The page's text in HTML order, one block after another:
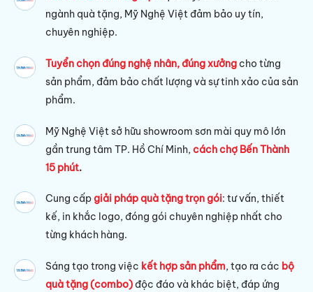
ngành quà tặng, Mỹ Nghệ Việt đảm bảo uy tín,
chuyên nghiệp.
Tuyển chọn đúng nghệ nhân, đúng xưởng cho từng
sản phẩm, đảm bảo chất lượng và sự tinh xảo của sản
phẩm.
Mỹ Nghệ Việt sở hữu showroom sơn mài quy mô lớn
gần trung tâm TP. Hồ Chí Minh,cách chợ Bến Thành
15 phút.
Cung cấpgiải pháp quà tặng trọn gói: tư vấn, thiết
kế, in khắc logo, đóng gói chuyên nghiệp nhất cho
từng khách hàng.
Sáng tạo trong việc kết hợp sản phẩm, tạo ra các bộ
quà tặng (combo) độc đáo và khác biệt, đáp ứng